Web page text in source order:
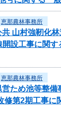
恵那農林事務所
共 山村強靭化
設工事に関す
恵那農林事務所
営ため池等整
第2期工事に